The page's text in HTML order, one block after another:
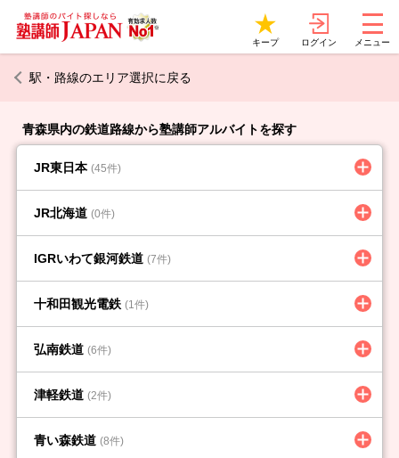
キープ ログイン メニュー
駅・路線のエリア選択に戻る
青森県内の鉄道路線から塾講師アルバイトを探す
JR東日本 (45件)
JR北海道 (0件)
IGRいわて銀河鉄道 (7件)
十和田観光電鉄 (1件)
弘南鉄道 (6件)
津軽鉄道 (2件)
青い森鉄道 (8件)